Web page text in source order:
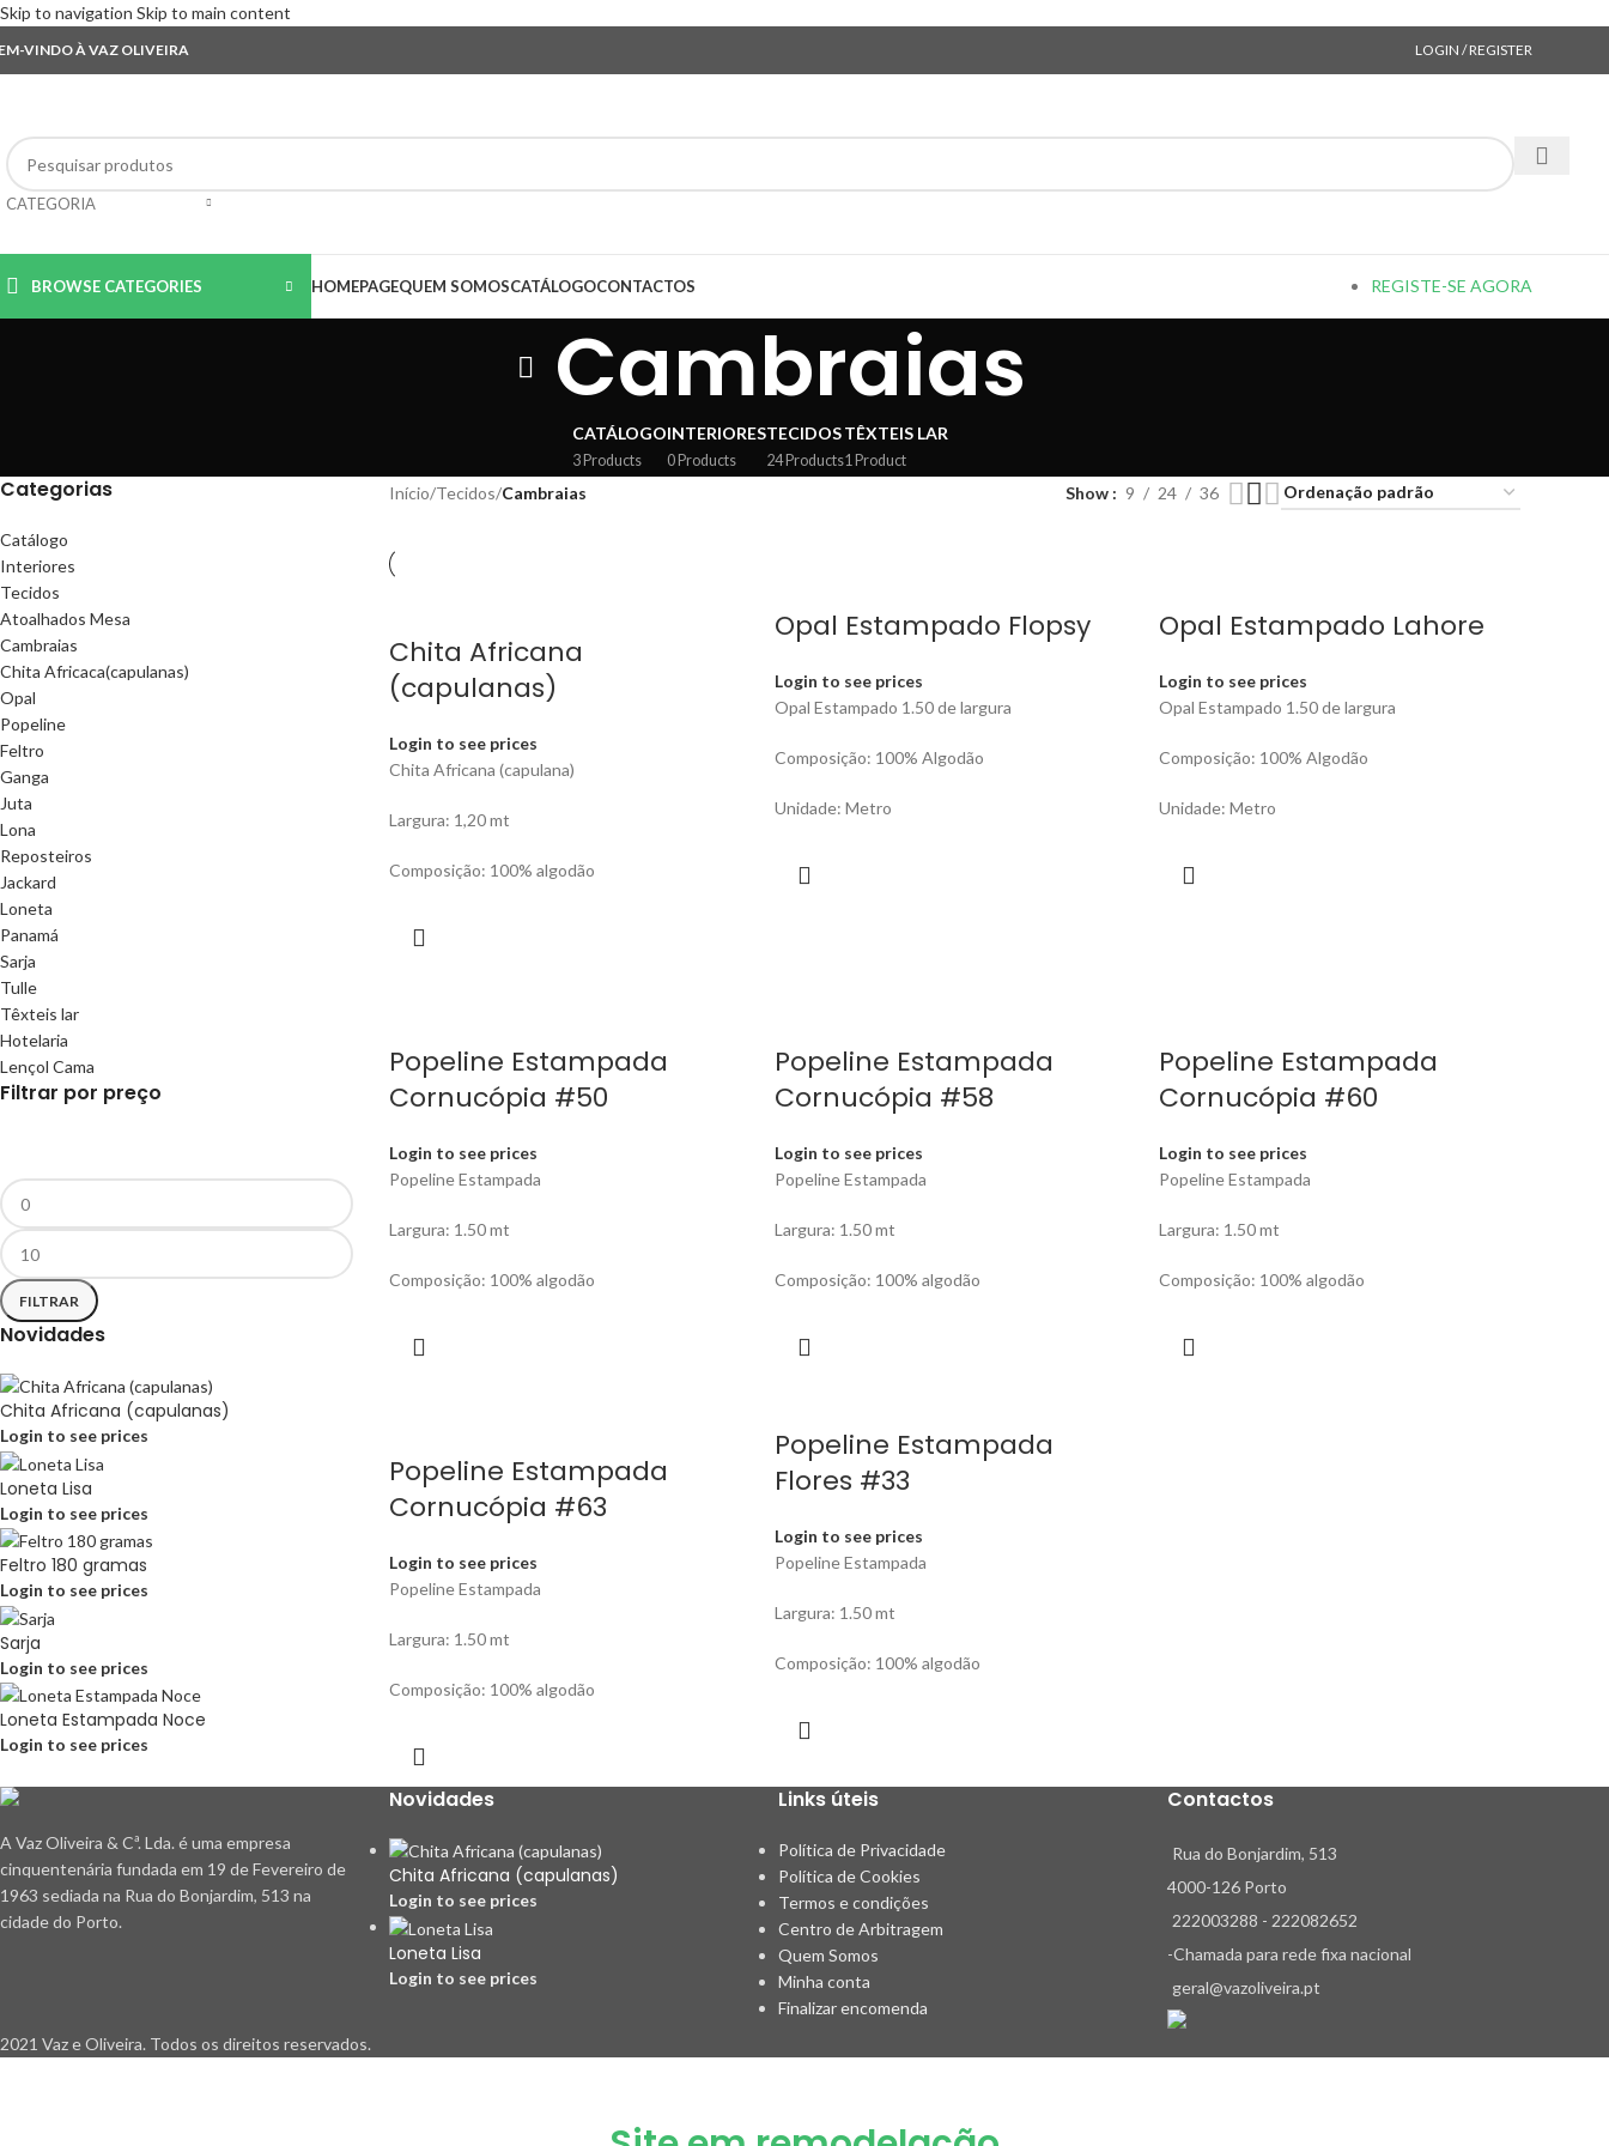
Skip to navigation Skip to main content
VINDO À VAZ OLIVEIRA LOGIN / REGISTER
CATEGORIA
BROWSE CATEGORIES HOMEPAGEQUEM SOMOSCATÁLOGOCONTACTOS REGISTE-SE AGORA
Cambraias
CATÁLOGO
3 Products
INTERIORES
0 Products
TECIDOS
24 Products
TÊXTEIS LAR
1 Product
Categorias
Catálogo
Interiores
Tecidos
Atoalhados Mesa
Cambraias
Chita Africaca(capulanas)
Opal
Popeline
Feltro
Ganga
Juta
Lona
Reposteiros
Jackard
Loneta
Panamá
Sarja
Tulle
Têxteis lar
Hotelaria
Lençol Cama
Filtrar por preço
FILTRAR
Novidades
Chita Africana (capulanas)
Login to see prices
Loneta Lisa
Login to see prices
Feltro 180 gramas
Login to see prices
Sarja
Login to see prices
Loneta Estampada Noce
Login to see prices
Início/Tecidos/Cambraias Show 9 24 36
Chita Africana
(capulanas)
Login to see prices
Chita Africana (capulana)
Largura: 1,20 mt
Composição: 100% algodão
Opal Estampado Flopsy
Login to see prices
Opal Estampado 1.50 de largura
Composição: 100% Algodão
Unidade: Metro
Opal Estampado Lahore
Login to see prices
Opal Estampado 1.50 de largura
Composição: 100% Algodão
Unidade: Metro
Popeline Estampada
Cornucópia #50
Login to see prices
Popeline Estampada
Largura: 1.50 mt
Composição: 100% algodão
Popeline Estampada
Cornucópia #58
Login to see prices
Popeline Estampada
Largura: 1.50 mt
Composição: 100% algodão
Popeline Estampada
Cornucópia #60
Login to see prices
Popeline Estampada
Largura: 1.50 mt
Composição: 100% algodão
Popeline Estampada
Cornucópia #63
Login to see prices
Popeline Estampada
Largura: 1.50 mt
Composição: 100% algodão
Popeline Estampada
Flores #33
Login to see prices
Popeline Estampada
Largura: 1.50 mt
Composição: 100% algodão
A Vaz Oliveira & Cª. Lda. é uma empresa
cinquentenária fundada em 19 de Fevereiro de
1963 sediada na Rua do Bonjardim, 513 na
cidade do Porto.
Novidades
Chita Africana (capulanas)
Login to see prices
Loneta Lisa
Login to see prices
Links úteis
Política de Privacidade
Política de Cookies
Termos e condições
Centro de Arbitragem
Quem Somos
Minha conta
Finalizar encomenda
Contactos
Rua do Bonjardim, 513
4000-126 Porto
222003288 - 222082652
-Chamada para rede fixa nacional
geral@vazoliveira.pt
2021 Vaz e Oliveira. Todos os direitos reservados.